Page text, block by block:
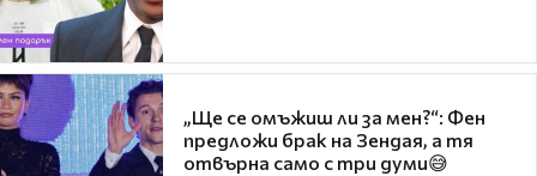
„Ще се омъжиш ли за мен?“: Фен
предложи брак на Зендая, а тя
отвърна само с три думи😅